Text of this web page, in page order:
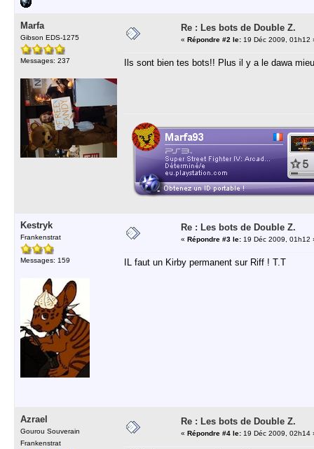
Marfa
Gibson EDS-1275
Messages: 237
Re : Les bots de Double Z.
« Répondre #2 le: 19 Déc 2009, 01h12
Ils sont bien tes bots!! Plus il y a le dawa
Kestryk
Frankenstrat
Messages: 159
Re : Les bots de Double Z.
« Répondre #3 le: 19 Déc 2009, 01h12
IL faut un Kirby permanent sur Riff ! T.T
Azrael
Gourou Souverain
Frankenstrat
Re : Les bots de Double Z.
« Répondre #4 le: 19 Déc 2009, 02h14